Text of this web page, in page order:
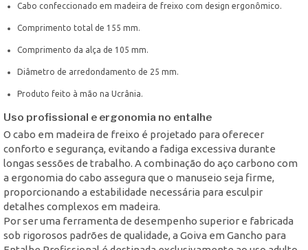
Cabo confeccionado em madeira de freixo com design ergonômico.
Comprimento total de 155 mm.
Comprimento da alça de 105 mm.
Diâmetro de arredondamento de 25 mm.
Produto feito à mão na Ucrânia.
Uso profissional e ergonomia no entalhe
O cabo em madeira de freixo é projetado para oferecer
conforto e segurança, evitando a fadiga excessiva durante
longas sessões de trabalho. A combinação do aço carbono com
a ergonomia do cabo assegura que o manuseio seja firme,
proporcionando a estabilidade necessária para esculpir
detalhes complexos em madeira.
Por ser uma ferramenta de desempenho superior e fabricada
sob rigorosos padrões de qualidade, a Goiva em Gancho para